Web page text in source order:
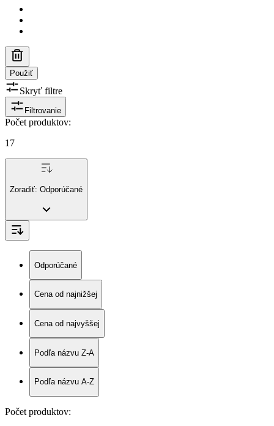
Použiť
Skryť filtre
Filtrovanie
Počet produktov:
17
Zoradiť: Odporúčané
Odporúčané
Cena od najnižšej
Cena od najvyššej
Podľa názvu Z-A
Podľa názvu A-Z
Počet produktov: